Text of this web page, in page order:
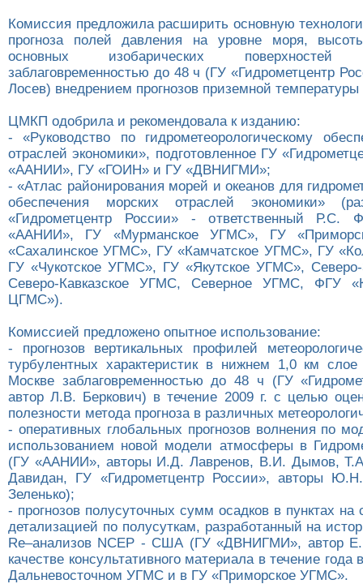
Комиссия предложила расширить основную
прогноза полей давления на уровне моря,
основных изобарических
заблаговременностью до 48 ч (ГУ «Гидрометцентр
Лосев) внедрением прогнозов приземной температуры
ЦМКП одобрила и рекомендовала к изданию:
- «Руководство по гидрометеорологическому
отраслей экономики», подготовленное ГУ
«ААНИИ», ГУ «ГОИН» и ГУ «ДВНИГМИ»;
- «Атлас районирования морей и океанов для
обеспечения морских отраслей экономики»
«Гидрометцентр России» - ответственный Р.С.
«ААНИИ», ГУ «Мурманское УГМС», ГУ
«Сахалинское УГМС», ГУ «Камчатское УГМС», ГУ
ГУ «Чукотское УГМС», ГУ «Якутское УГМС»,
Северо-Кавказское УГМС, Северное УГМС, ФГУ
ЦГМС»).
Комиссией предложено опытное использование:
- прогнозов вертикальных профилей
турбулентных характеристик в нижнем 1,0 км
Москве заблаговременностью до 48 ч (ГУ
автор Л.В. Беркович) в течение 2009 г. с целью
полезности метода прогноза в различных
- оперативных глобальных прогнозов волнения по
использованием новой модели атмосферы в
(ГУ «ААНИИ», авторы И.Д. Лавренов, В.И. Дымов,
Давидан, ГУ «Гидрометцентр России», авторы
Зеленько);
- прогнозов полусуточных сумм осадков в пунктах на
детализацией по полусуткам, разработанный на
Re–анализов NCEP - США (ГУ «ДВНИГМИ», автор
качестве консультативного материала в течение года
Дальневосточном УГМС и в ГУ «Приморское УГМС».